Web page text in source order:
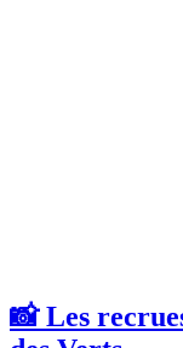
📸 Les